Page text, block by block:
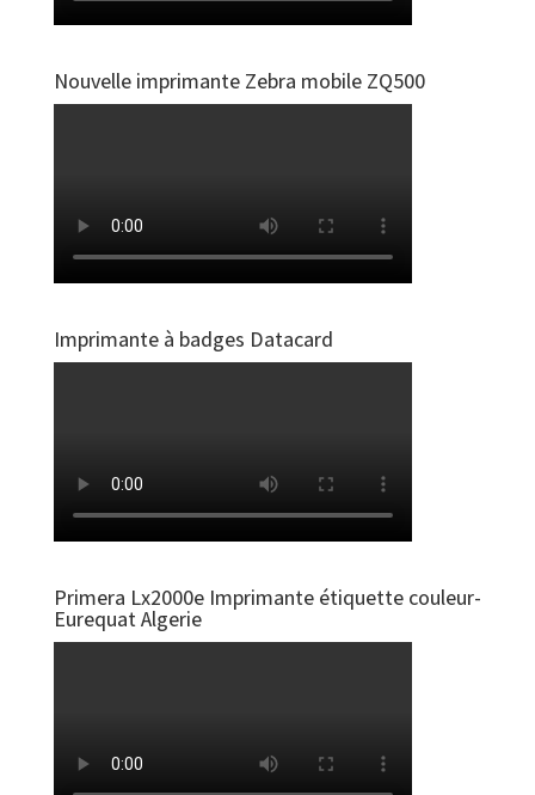
Nouvelle imprimante Zebra mobile ZQ500
Imprimante à badges Datacard
Primera Lx2000e Imprimante étiquette couleur-
Eurequat Algerie